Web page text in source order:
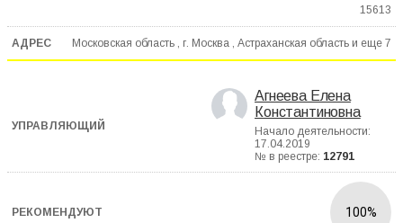
15613
Московская область , г. Москва , Астраханская область и еще 7
Агнеева Елена
Константиновна
Начало деятельности:
17.04.2019
№ в реестре: 12791
100%